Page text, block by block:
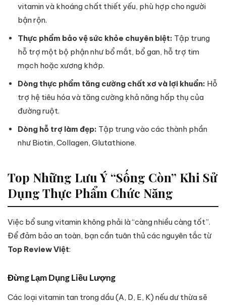
vitamin và khoáng chất thiết yếu, phù hợp cho người
bận rộn.
Thực phẩm bảo vệ sức khỏe chuyên biệt: Tập trung
hỗ trợ một bộ phận như bổ mắt, bổ gan, hỗ trợ tim
mạch hoặc xương khớp.
Dòng thực phẩm tăng cường chất xơ và lợi khuẩn: Hỗ
trợ hệ tiêu hóa và tăng cường khả năng hấp thụ của
đường ruột.
Dòng hỗ trợ làm đẹp: Tập trung vào các thành phần
như Biotin, Collagen, Glutathione.
Top Những Lưu Ý “Sống Còn” Khi Sử
Dụng Thực Phẩm Chức Năng
Việc bổ sung vitamin không phải là “càng nhiều càng tốt”.
Để đảm bảo an toàn, bạn cần tuân thủ các nguyên tắc từ
Top Review Việt:
Đừng Lạm Dụng Liều Lượng
Các loại vitamin tan trong dầu (A, D, E, K) nếu dư thừa sẽ